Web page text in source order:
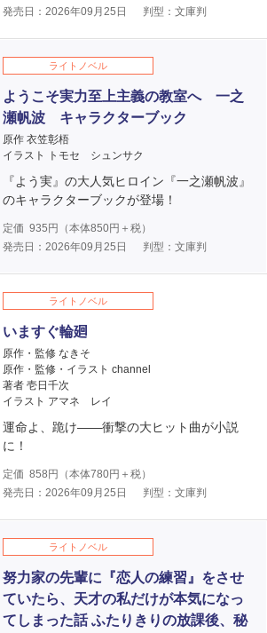
発売日：2026年09月25日
判型：文庫判
ライトノベル
ようこそ実力至上主義の教室へ 一之
瀬帆波 キャラクターブック
原作 衣笠彰梧
イラスト トモセ シュンサク
『よう実』の大人気ヒロイン『一之瀬帆波』
のキャラクターブックが登場！
定価 935 円（本体850円＋税）
発売日：2026年09月25日
判型：文庫判
ライトノベル
いますぐ輪廻
原作・監修 なきそ
原作・監修・イラスト channel
著者 壱日千次
イラスト アマネ レイ
運命よ、跪け――衝撃の大ヒット曲が小説
に！
定価 858 円（本体780円＋税）
発売日：2026年09月25日
判型：文庫判
ライトノベル
努力家の先輩に『恋人の練習』をさせ
ていたら、天才の私だけが本気になっ
てしまった話 ふたりきりの放課後、秘